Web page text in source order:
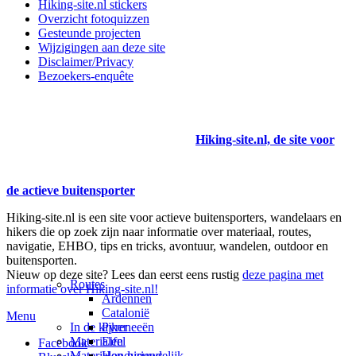
Hiking-site.nl stickers
Overzicht fotoquizzen
Gesteunde projecten
Wijzigingen aan deze site
Disclaimer/Privacy
Bezoekers-enquête
Hiking-site.nl, de site voor
de actieve buitensporter
Hiking-site.nl is een site voor actieve buitensporters, wandelaars en
hikers die op zoek zijn naar informatie over materiaal, routes,
navigatie, EHBO, tips en tricks, avontuur, wandelen, outdoor en
buitensporten.
Nieuw op deze site? Lees dan eerst eens rustig deze pagina met
informatie over Hiking-site.nl!
Menu
Facebook
In de kijker
Materialen
Routes
Ardennen
Catalonië
Pyreneeën
Eifel